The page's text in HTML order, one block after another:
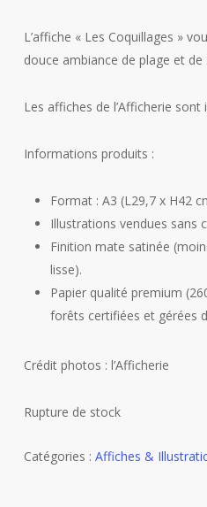
L’affiche « Les Coquillages »
douce ambiance de plage et de
Les affiches de l’Afficherie sont
Informations produits :
Format : A3 (L29,7 x H42
Illustrations vendues sans
Finition mate satinée
lisse).
Papier qualité premium
forêts certifiées et gérées
Crédit photos : l’Afficherie
Rupture de stock
Catégories : Affiches &